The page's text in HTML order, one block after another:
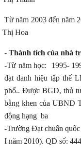
Từ năm 2003 đến năm
Thị Hoa
- Thành tích của nhà
-Từ năm học: 1995-
đạt danh hiệu tập thể
phố.. Được BGD, thủ
bằng khen của UBND
động hạng ba
-Trường Đạt chuẩn
I năm 2010). QĐ số: